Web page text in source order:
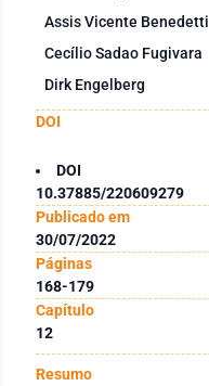
Assis Vicente Benedetti
Cecílio Sadao Fugivara
Dirk Engelberg
DOI
DOI
10.37885/220609279
Publicado em
30/07/2022
Páginas
168-179
Capítulo
12
Resumo